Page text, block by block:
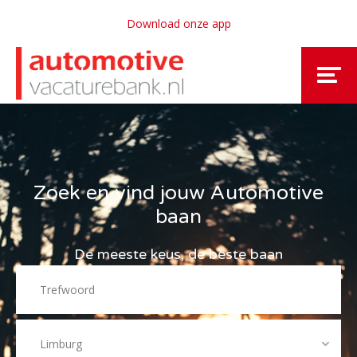
Download onze app
Zoek en vind jouw Automotive
baan
De meeste keus, de beste baan